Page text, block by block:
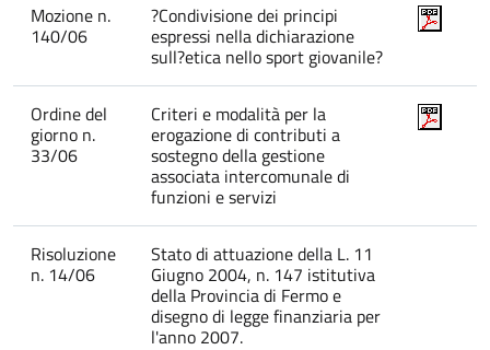
Mozione n.
140/06
?Condivisione dei principi
espressi nella dichiarazione
sull?etica nello sport giovanile?
Ordine del
giorno n.
33/06
Criteri e modalità per la
erogazione di contributi a
sostegno della gestione
associata intercomunale di
funzioni e servizi
Risoluzione
n. 14/06
Stato di attuazione della L. 11
Giugno 2004, n. 147 istitutiva
della Provincia di Fermo e
disegno di legge finanziaria per
l'anno 2007.